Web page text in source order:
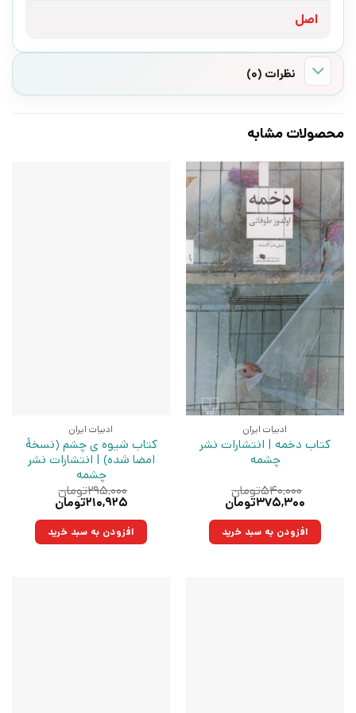
اصل
نظرات (0)
محصولات مشابه
ادبیات ایران
کتاب دخمه | انتشارات نشر
چشمه
۵۴۰,۰۰۰تومان
قیمت
۵۴۰,۰۰۰تومان
بود.
۳۷۵,۳۰۰تومان
۳۷۵,۳۰۰تومان.افزودن به سبد خرید
ادبیات ایران
کتاب شیوه ی چشم (نسخهٔ
امضا شده) | انتشارات نشر
چشمه
۲۹۵,۰۰۰تومان
قیمت
۲۹۵,۰۰۰تومان
بود.
۲۱۰,۹۲۵تومان
۲۱۰,۹۲۵تومان.افزودن به سبد خرید